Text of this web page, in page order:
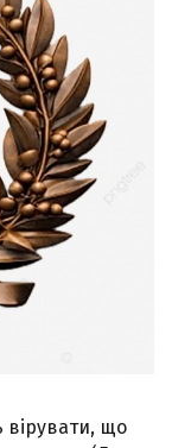
вірувати, що